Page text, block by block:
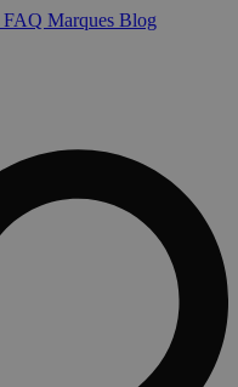
FAQ Marques Blog